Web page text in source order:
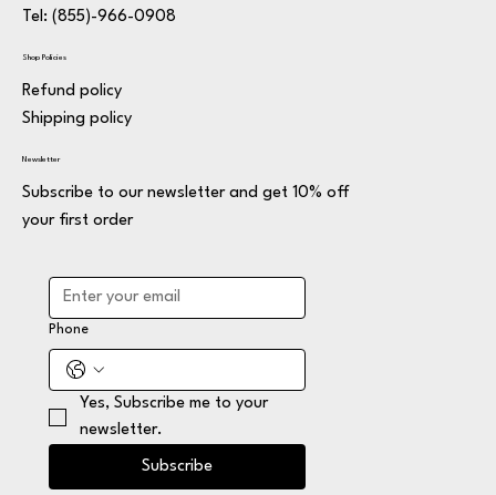
Tel: (855)-966-0908
Shop Policies
Refund policy
Shipping policy
Newsletter
Subscribe to our newsletter and get 10% off
your first order
Phone
Yes, Subscribe me to your
newsletter.
Subscribe